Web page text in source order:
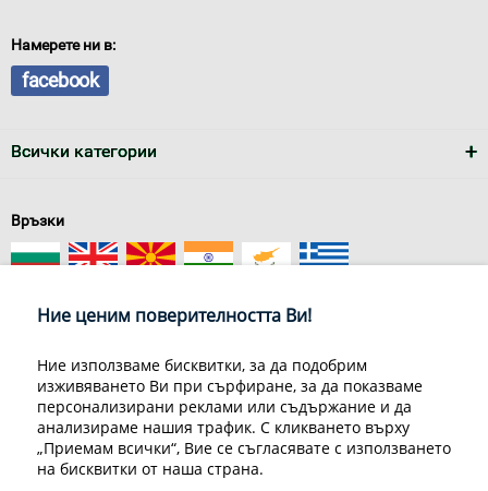
Намерете ни в:
facebook
Всички категории
Връзки
За нас
Условия за доставка
Конфиденциалност на информацията
Общи условия
Декларация за личните данни
Често задавани въпроси
Ние ценим поверителността Ви!
Ние използваме бисквитки, за да подобрим
изживяването Ви при сърфиране, за да показваме
персонализирани реклами или съдържание и да
анализираме нашия трафик. С кликването върху
„Приемам всички“, Вие се съгласявате с използването
на бисквитки от наша страна.